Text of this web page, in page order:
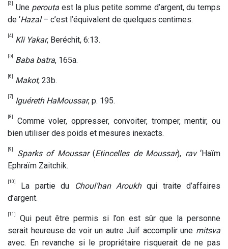
[3] Une perouta est la plus petite somme d’argent, du temps
de ‘Hazal– c’est l’équivalent de quelques centimes.
[4] Kli Yakar, Beréchit, 6:13.
[5] Baba batra, 165a.
[6] Makot, 23b.
[7] Iguéreth HaMoussar, p. 195.
[8]
Comme voler, oppresser, convoiter, tromper, mentir, ou
bien utiliser des poids et mesures inexacts.
[9] Sparks of Moussar(Etincelles de Moussar), rav‘Haïm
Ephraïm Zaitchik.
[10] La partie du Choul’han Aroukhqui traite d’affaires
d’argent.
[11]
Qui peut être permis si l’on est sûr que la personne
serait heureuse de voir un autre Juif accomplir une mitsva
avec. En revanche si le propriétaire risquerait de ne pas